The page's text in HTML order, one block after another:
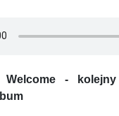
Welcome -